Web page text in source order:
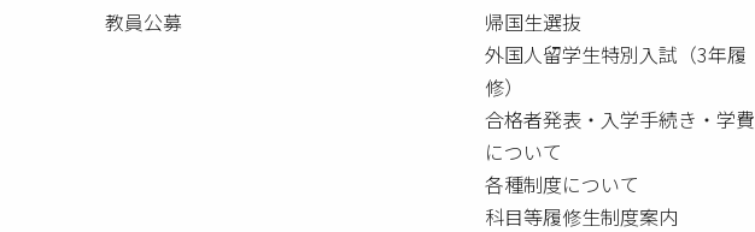
教員公募
帰国生選抜
外国人留学生特別入試（3年履
修）
合格者発表・入学手続き・学費
について
各種制度について
科目等履修生制度案内